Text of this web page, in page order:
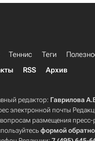
Теннис Теги
RSS Архив
редактор: Гаврилова
электронной почты
размещения
формой